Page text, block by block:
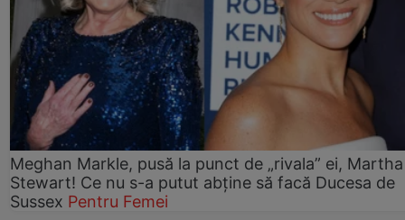
Meghan Markle, pusă la punct de „rivala” ei, Martha
Stewart! Ce nu s-a putut abține să facă Ducesa de
Sussex Pentru Femei